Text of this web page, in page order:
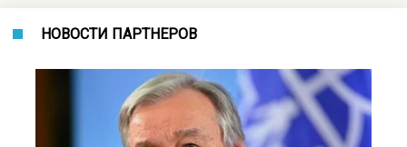
НОВОСТИ ПАРТНЕРОВ